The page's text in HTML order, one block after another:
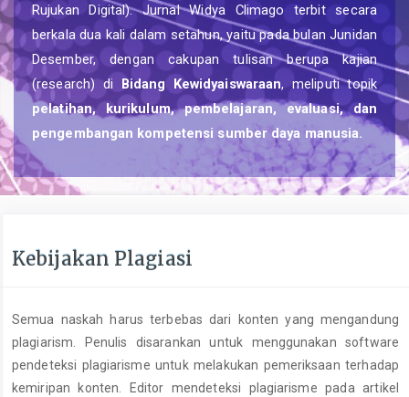
Rujukan Digital). Jurnal Widya Climago terbit secara
berkala dua kali dalam setahun, yaitu pada bulan Junidan
Desember, dengan cakupan tulisan berupa kajian
(research) di Bidang Kewidyaiswaraan, meliputi topik
pelatihan, kurikulum, pembelajaran, evaluasi, dan
pengembangan kompetensi sumber daya manusia.
Kebijakan Plagiasi
Semua naskah harus terbebas dari konten yang mengandung
plagiarism. Penulis disarankan untuk menggunakan software
pendeteksi plagiarisme untuk melakukan pemeriksaan terhadap
kemiripan konten. Editor mendeteksi plagiarisme pada artikel